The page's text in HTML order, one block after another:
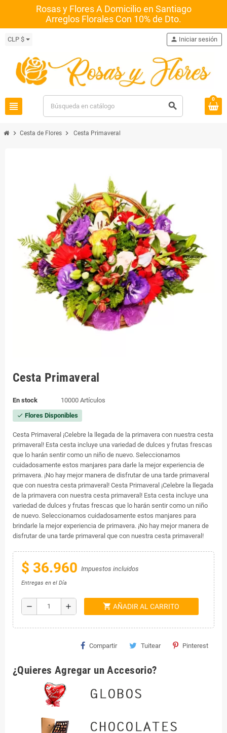
Rosas y Flores A Domicilio en Santiago
Arreglos Florales Con 10% de Dto.
CLP $
view_headline search
person Iniciar sesión
0
chevron_right Cesta de Flores chevron_right Cesta Primaveral
Cesta Primaveral
En stock 10000 Artículos
check Flores Disponibles
Cesta Primaveral ¡Celebre la llegada de la primavera con nuestra cesta
primaveral! Esta cesta incluye una variedad de dulces y frutas frescas
que lo harán sentir como un niño de nuevo. Seleccionamos
cuidadosamente estos manjares para darle la mejor experiencia de
primavera. ¡No hay mejor manera de disfrutar de una tarde primaveral
que con nuestra cesta primaveral! Cesta Primaveral ¡Celebre la llegada
de la primavera con nuestra cesta primaveral! Esta cesta incluye una
variedad de dulces y frutas frescas que lo harán sentir como un niño
de nuevo. Seleccionamos cuidadosamente estos manjares para
brindarle la mejor experiencia de primavera. ¡No hay mejor manera de
disfrutar de una tarde primaveral que con nuestra cesta primaveral!
$ 36.960 Impuestos incluidos
Entregas en el Día
remove add shopping_cart AÑADIR AL CARRITO
Compartir Tuitear Pinterest
¿Quieres Agregar un Accesorio?